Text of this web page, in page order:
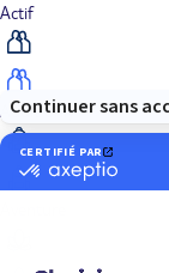
Actif
Adult only